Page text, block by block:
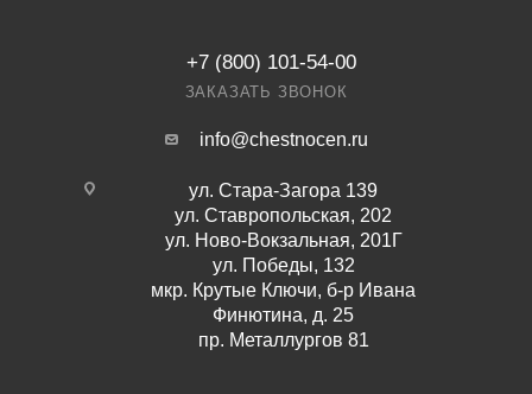
+7 (800) 101-54-00
ЗАКАЗАТЬ ЗВОНОК
info@chestnocen.ru
ул. Стара-Загора 139
ул. Ставропольская, 202
ул. Ново-Вокзальная, 201Г
ул. Победы, 132
мкр. Крутые Ключи, б-р Ивана
Финютина, д. 25
пр. Металлургов 81